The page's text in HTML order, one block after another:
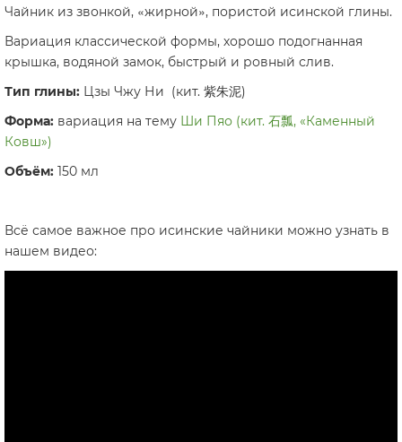
Чайник из звонкой, «жирной», пористой исинской глины.
Вариация классической формы, хорошо подогнанная
крышка, водяной замок, быстрый и ровный слив.
Тип глины: Цзы Чжу Ни (кит. 紫朱泥)
Форма: вариация на тему Ши Пяо (кит. 石瓢, «Каменный
Ковш»)
Объём: 150 мл
Всё самое важное про исинские чайники можно узнать в
нашем видео: